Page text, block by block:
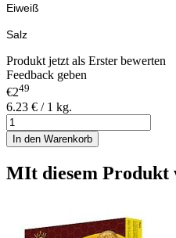
Salz
Produkt jetzt als Erster bewerten
Feedback geben
€249
6.23 € / 1 kg.
In den Warenkorb
MIt diesem Produkt